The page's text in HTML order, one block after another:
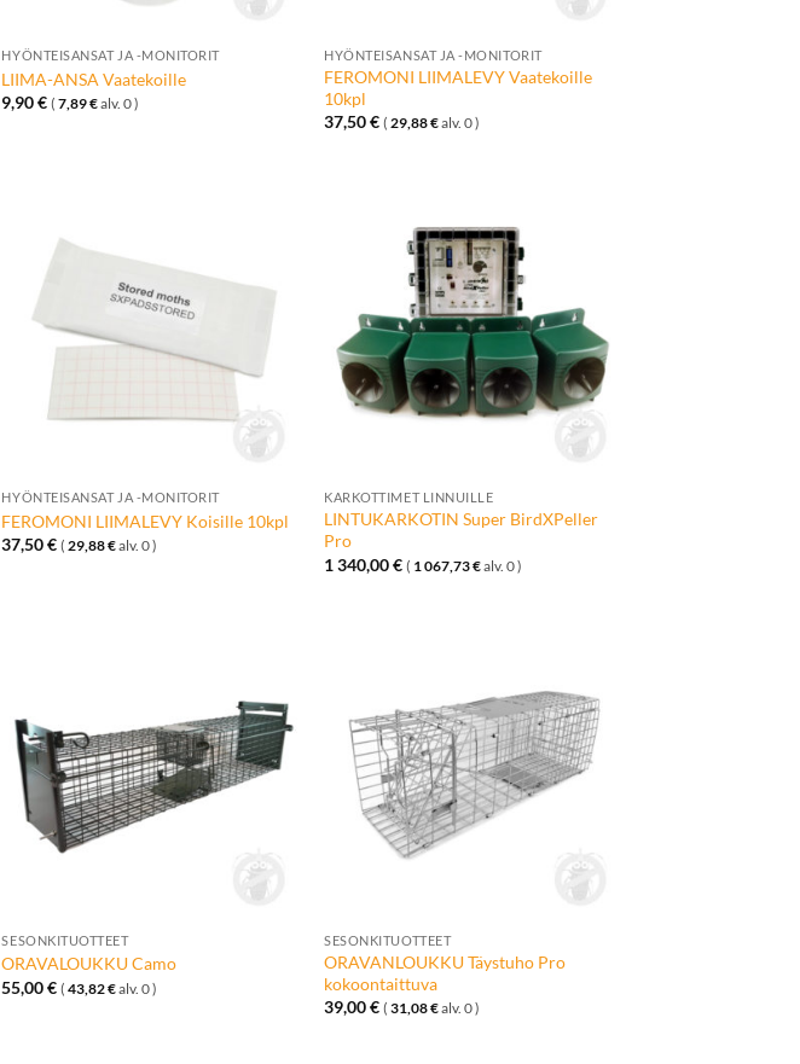
HYÖNTEISANSAT JA -MONITORIT
LIIMA-ANSA Vaatekoille
9,90€ (7,89€alv. 0 )
HYÖNTEISANSAT JA -MONITORIT
FEROMONI LIIMALEVY Vaatekoille
10kpl
37,50€ ( 29,88€alv. 0 )
HYÖNTEISANSAT JA -MONITORIT
FEROMONI LIIMALEVY Koisille 10kpl
37,50€ ( 29,88€alv. 0 )
KARKOTTIMET LINNUILLE
LINTUKARKOTIN Super BirdXPeller
Pro
1 340,00€ ( 1 067,73€alv. 0 )
toivelistalle
SESONKITUOTTEET
ORAVALOUKKU Camo
55,00€ (43,82€ alv. 0 )
Lisää
toivelistalle
SESONKITUOTTEET
ORAVANLOUKKU Täystuho Pro
kokoontaittuva
39,00€ (31,08€alv. 0 )